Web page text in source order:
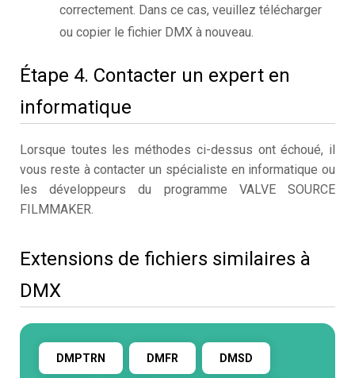
correctement. Dans ce cas, veuillez télécharger
ou copier le fichier DMX à nouveau.
Étape 4. Contacter un expert en
informatique
Lorsque toutes les méthodes ci-dessus ont échoué, il
vous reste à contacter un spécialiste en informatique ou
les développeurs du programme VALVE SOURCE
FILMMAKER.
Extensions de fichiers similaires à
DMX
DMPTRN DMFR DMSD